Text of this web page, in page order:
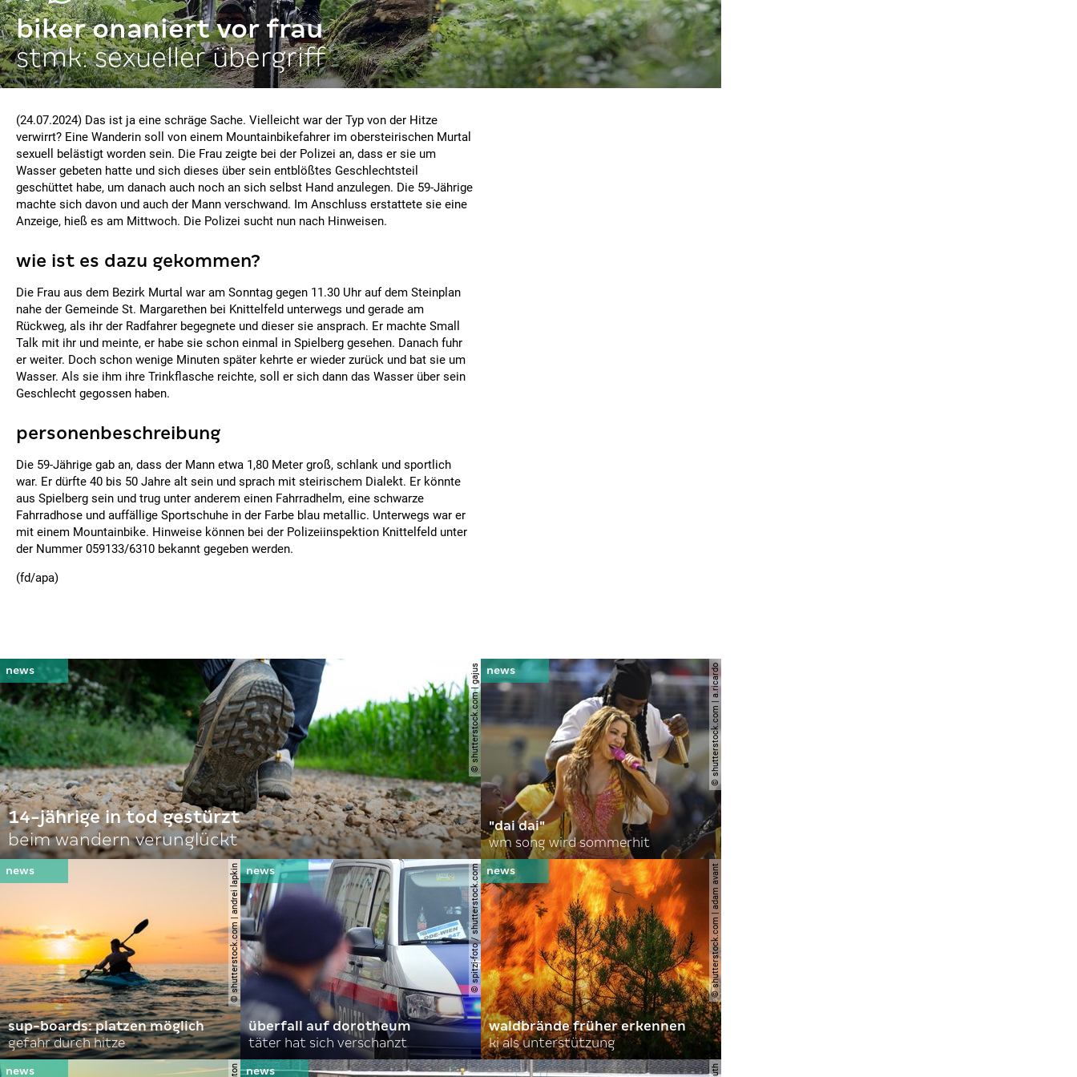
biker onaniert vor frau
stmk: sexueller übergriff
(24.07.2024) Das ist ja eine schräge Sache. Vielleicht war der Typ von der Hitze
verwirrt? Eine Wanderin soll von einem Mountainbikefahrer im obersteirischen Murtal
sexuell belästigt worden sein. Die Frau zeigte bei der Polizei an, dass er sie um
Wasser gebeten hatte und sich dieses über sein entblößtes Geschlechtsteil
geschüttet habe, um danach auch noch an sich selbst Hand anzulegen. Die 59-Jährige
machte sich davon und auch der Mann verschwand. Im Anschluss erstattete sie eine
Anzeige, hieß es am Mittwoch. Die Polizei sucht nun nach Hinweisen.
wie ist es dazu gekommen?
Die Frau aus dem Bezirk Murtal war am Sonntag gegen 11.30 Uhr auf dem Steinplan
nahe der Gemeinde St. Margarethen bei Knittelfeld unterwegs und gerade am
Rückweg, als ihr der Radfahrer begegnete und dieser sie ansprach. Er machte Small
Talk mit ihr und meinte, er habe sie schon einmal in Spielberg gesehen. Danach fuhr
er weiter. Doch schon wenige Minuten später kehrte er wieder zurück und bat sie um
Wasser. Als sie ihm ihre Trinkflasche reichte, soll er sich dann das Wasser über sein
Geschlecht gegossen haben.
personenbeschreibung
Die 59-Jährige gab an, dass der Mann etwa 1,80 Meter groß, schlank und sportlich
war. Er dürfte 40 bis 50 Jahre alt sein und sprach mit steirischem Dialekt. Er könnte
aus Spielberg sein und trug unter anderem einen Fahrradhelm, eine schwarze
Fahrradhose und auffällige Sportschuhe in der Farbe blau metallic. Unterwegs war er
mit einem Mountainbike. Hinweise können bei der Polizeiinspektion Knittelfeld unter
der Nummer 059133/6310 bekannt gegeben werden.
(fd/apa)
© shutterstock.com | gajus
14-jährige in tod gestürzt
beim wandern verunglückt
© shutterstock.com | a.ricardo
"dai dai"
wm song wird sommerhit
© shutterstock.com | andrei lapkin
sup-boards: platzen möglich
gefahr durch hitze
© spitzi-foto / shutterstock.com
überfall auf dorotheum
täter hat sich verschanzt
© shutterstock.com | adam avant
waldbrände früher erkennen
ki als unterstützung